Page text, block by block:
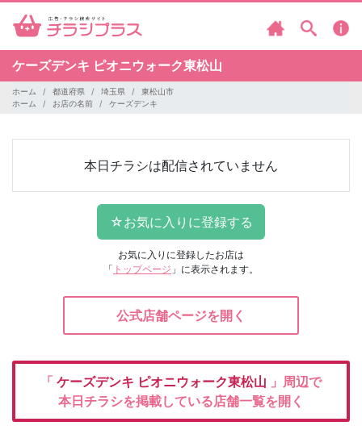
ケーズデンキ ピオニウォーク東松山
ホーム 都道府県 埼玉県
東松山市
ホーム
お店の名前 ケーズデンキ
本日チラシは配信されていません
お気に入りに登録したお店は
「 トップページ 」に表示されます。
公式店舗ページを開く
「 ケーズデンキ ピオニウォーク東松山 」周辺で
本日チラシを掲載している店舗一覧を開く